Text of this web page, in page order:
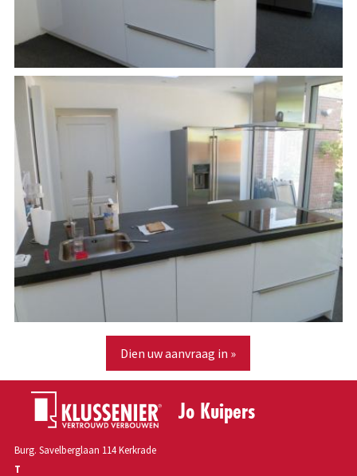
Dien uw aanvraag in »
Jo Kuipers
Burg. Savelberglaan 114 Kerkrade
T